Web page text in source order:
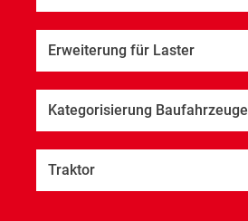
Erweiterung für Laster
Kategorisierung Baufahrzeuge
Traktor